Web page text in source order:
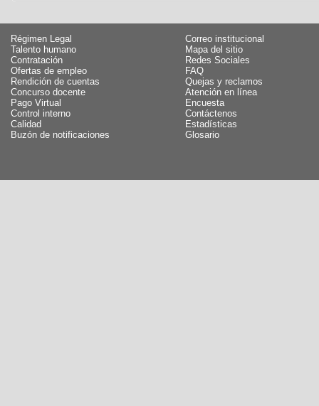
Régimen Legal
Talento humano
Contratación
Ofertas de empleo
Rendición de cuentas
Concurso docente
Pago Virtual
Control interno
Calidad
Buzón de notificaciones
Correo institucional
Mapa del sitio
Redes Sociales
FAQ
Quejas y reclamos
Atención en línea
Encuesta
Contáctenos
Estadísticas
Glosario